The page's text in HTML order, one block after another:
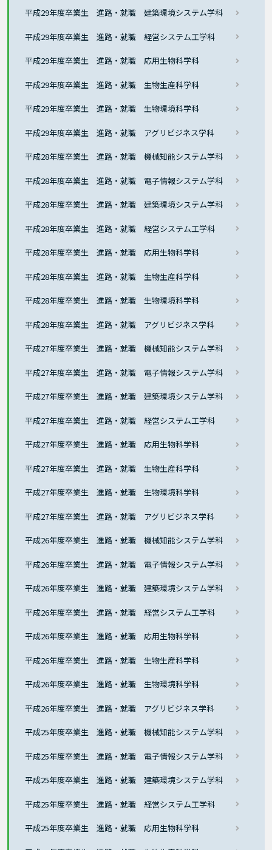
平成29年度卒業生 進路・就職 建築環境システム学科
平成29年度卒業生 進路・就職 経営システム工学科
平成29年度卒業生 進路・就職 応用生物科学科
平成29年度卒業生 進路・就職 生物生産科学科
平成29年度卒業生 進路・就職 生物環境科学科
平成29年度卒業生 進路・就職 アグリビジネス学科
平成28年度卒業生 進路・就職 機械知能システム学科
平成28年度卒業生 進路・就職 電子情報システム学科
平成28年度卒業生 進路・就職 建築環境システム学科
平成28年度卒業生 進路・就職 経営システム工学科
平成28年度卒業生 進路・就職 応用生物科学科
平成28年度卒業生 進路・就職 生物生産科学科
平成28年度卒業生 進路・就職 生物環境科学科
平成28年度卒業生 進路・就職 アグリビジネス学科
平成27年度卒業生 進路・就職 機械知能システム学科
平成27年度卒業生 進路・就職 電子情報システム学科
平成27年度卒業生 進路・就職 建築環境システム学科
平成27年度卒業生 進路・就職 経営システム工学科
平成27年度卒業生 進路・就職 応用生物科学科
平成27年度卒業生 進路・就職 生物生産科学科
平成27年度卒業生 進路・就職 生物環境科学科
平成27年度卒業生 進路・就職 アグリビジネス学科
平成26年度卒業生 進路・就職 機械知能システム学科
平成26年度卒業生 進路・就職 電子情報システム学科
平成26年度卒業生 進路・就職 建築環境システム学科
平成26年度卒業生 進路・就職 経営システム工学科
平成26年度卒業生 進路・就職 応用生物科学科
平成26年度卒業生 進路・就職 生物生産科学科
平成26年度卒業生 進路・就職 生物環境科学科
平成26年度卒業生 進路・就職 アグリビジネス学科
平成25年度卒業生 進路・就職 機械知能システム学科
平成25年度卒業生 進路・就職 電子情報システム学科
平成25年度卒業生 進路・就職 建築環境システム学科
平成25年度卒業生 進路・就職 経営システム工学科
平成25年度卒業生 進路・就職 応用生物科学科